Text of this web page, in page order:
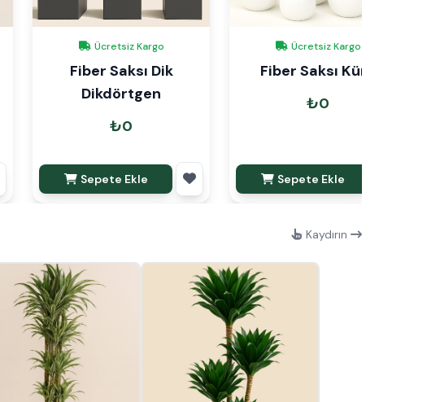
Ücretsiz Kargo
Fiber Saksı Dik
Dikdörtgen
₺0
Sepete Ekle
Ücretsiz Kargo
Fiber Saksı Küre
₺0
Sepete Ekle
Kaydırın